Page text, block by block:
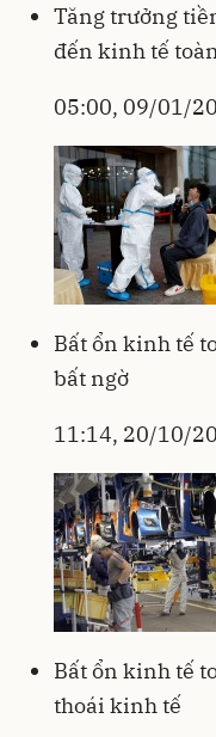
Tăng trưởng
đến kinh tế
05:00, 09/01/
Bất ổn kinh tế
bất ngờ
11:14, 20/10/
Bất ổn kinh tế
thoái kinh tế